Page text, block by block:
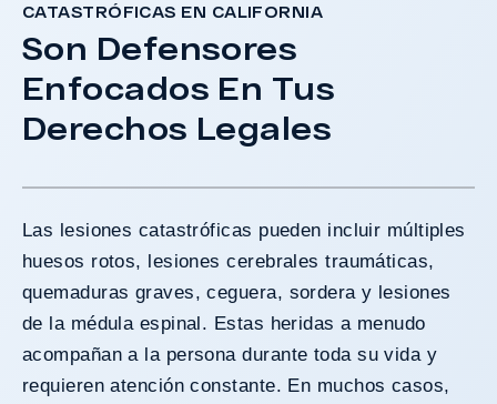
CATASTRÓFICAS EN CALIFORNIA
Son Defensores
Enfocados En Tus
Derechos Legales
Las lesiones catastróficas pueden incluir múltiples
huesos rotos, lesiones cerebrales traumáticas,
quemaduras graves, ceguera, sordera y lesiones
de la médula espinal. Estas heridas a menudo
acompañan a la persona durante toda su vida y
requieren atención constante. En muchos casos,